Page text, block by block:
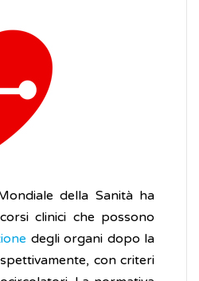
della Sanità ha
clinici che possono
degli organi dopo la
con criteri